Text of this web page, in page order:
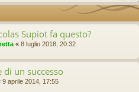
Supiot fa questo?
« 8 luglio 2018, 20:32
di un successo
9 aprile 2014, 17:55